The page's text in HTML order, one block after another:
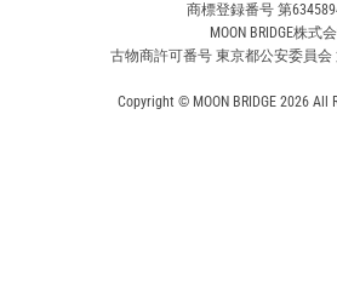
商標登録番号 第
MOON BRIDGE株式
古物商許可番号 東京都公安委員会
Copyright © MOON BRIDGE 2026 All